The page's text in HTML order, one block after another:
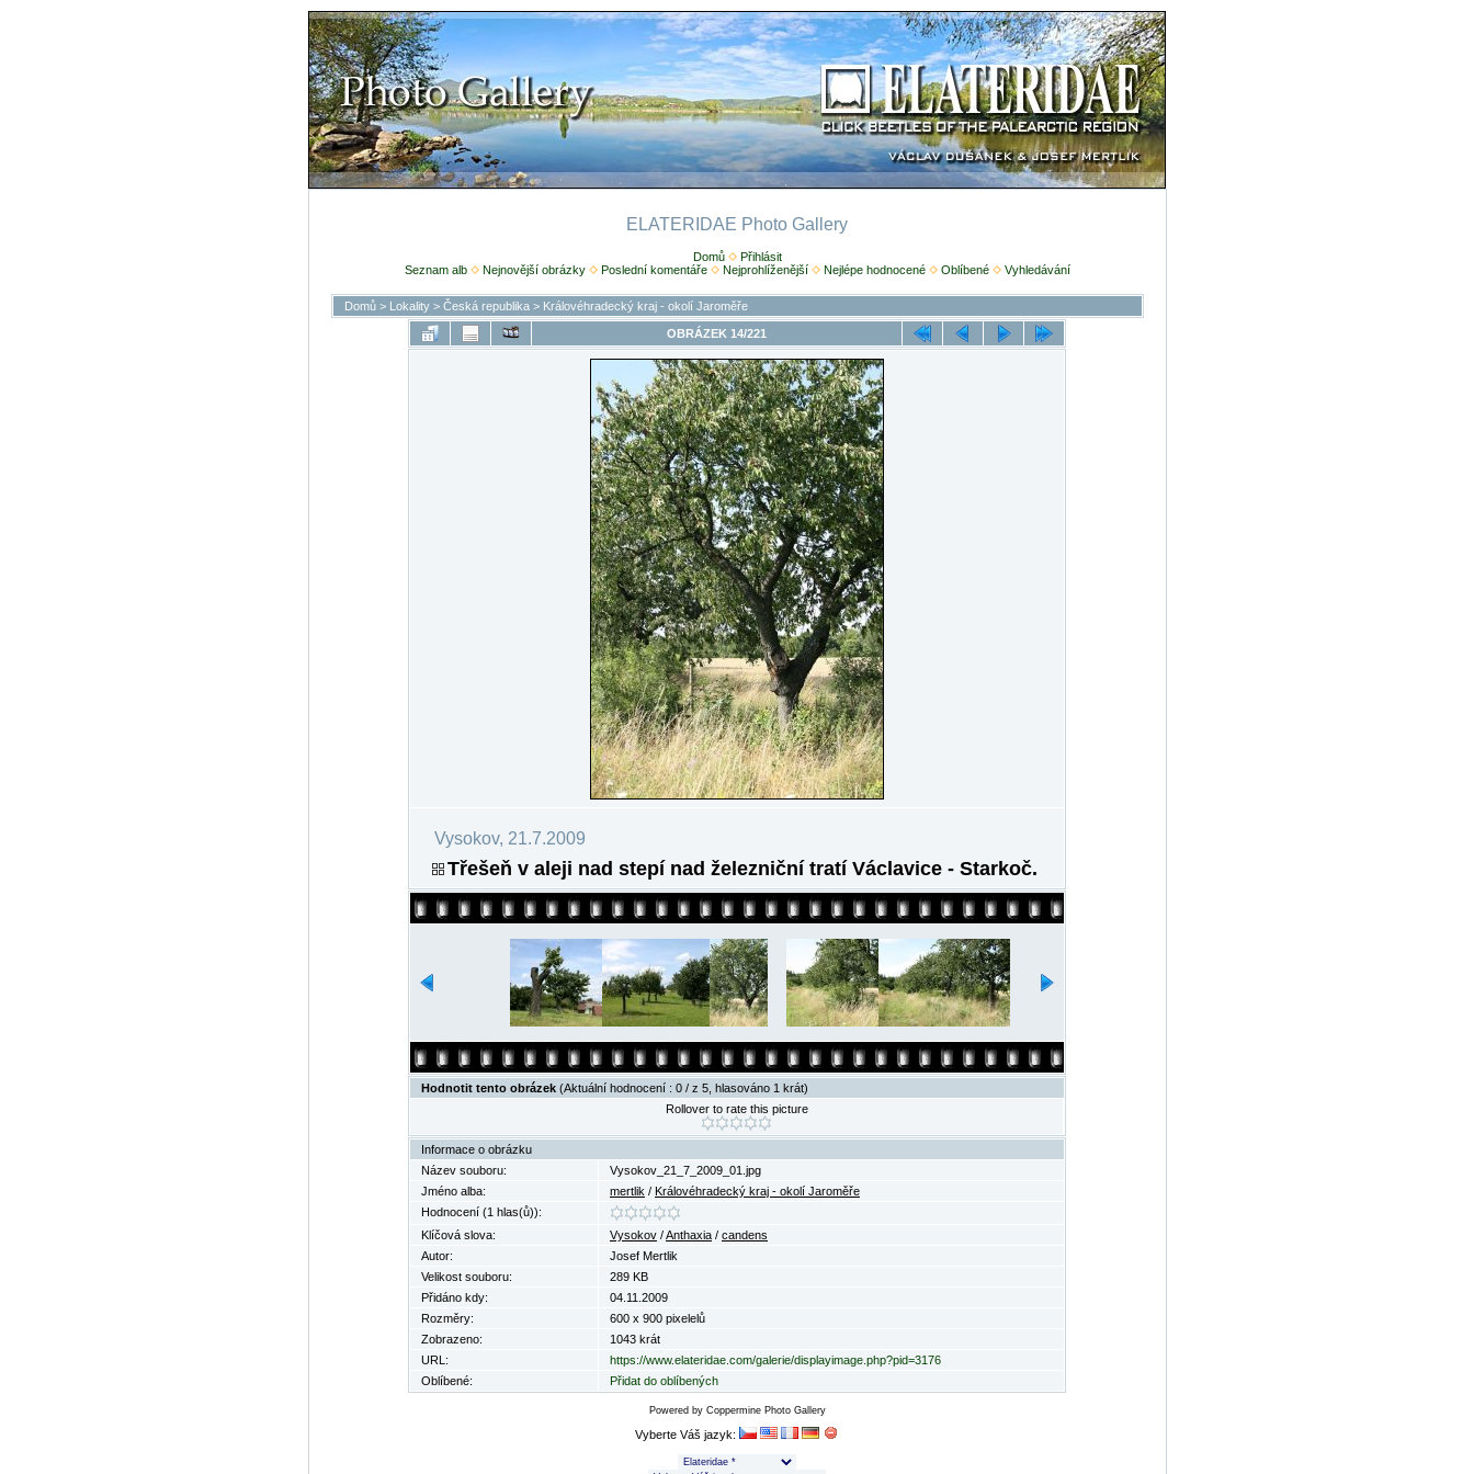
ELATERIDAE Photo Gallery
Domů
Přihlásit
Seznam alb
Nejnovější obrázky Poslední komentáře Nejprohlíženější Nejlépe hodnocené Oblíbené Vyhledávání
Domů> Lokality> Česká republika> Královéhradecký kraj - okolí Jaroměře
OBRÁZEK 14/221
Vysokov, 21.7.2009
Třešeň v aleji nad stepí nad železniční tratí Václavice - Starkoč.
Hodnotit tento obrázek (Aktuální hodnocení : 0 / z 5, hlasováno 1 krát)
Rollover to rate this picture
Informace o obrázku
Název souboru:
Vysokov_21_7_2009_01.jpg
Jméno alba:
mertlik / Královéhradecký kraj - okolí Jaroměře
Hodnocení (1 hlas(ů)):
Klíčová slova:
Vysokov /Anthaxia / candens
Autor:
Josef Mertlik
Velikost souboru:
289 KB
Přidáno kdy:
04.11.2009
Rozměry:
600 x 900 pixelelů
Zobrazeno:
1043 krát
URL:
https://www.elateridae.com/galerie/displayimage.php?pid=3176
Oblíbené:
Přidat do oblíbených
Powered by Coppermine Photo Gallery
Vyberte Váš jazyk: